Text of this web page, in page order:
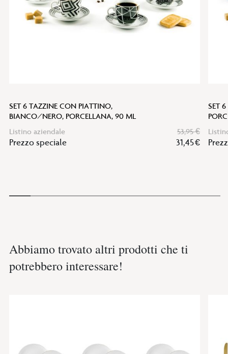
SET 6 TAZZINE CON PIATTINO,
BIANCO/NERO, PORCELLANA, 90 ML
Listino aziendale
53,95 €
Prezzo speciale 31,45 €
SET
Abbiamo trovato altri prodotti che ti
potrebbero interessare!